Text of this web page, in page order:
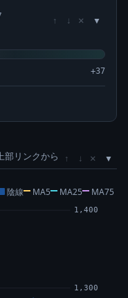
↑ ↓ ×
+37
部リンクから ↑ ↓ ×
陰線 MA5 MA25 MA75
1,300
1,400